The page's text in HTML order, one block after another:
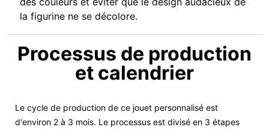
la figurine ne se décolore.
Processus de production
et calendrier
Le cycle de production de ce jouet personnalisé est
d'environ 2 à 3 mois. Le processus est divisé en 3 étapes